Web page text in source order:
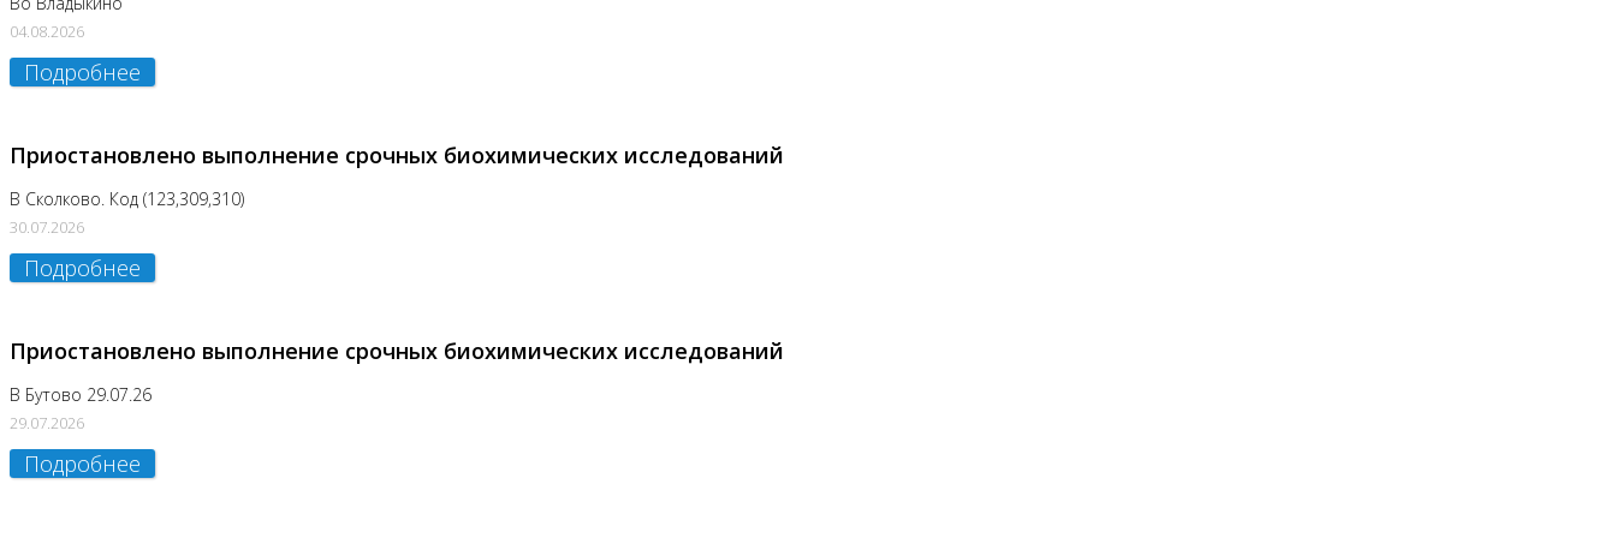
04.08.2026
Подробнее
Приостановлено выполнение срочных биохимических исследований
В Сколково. Код (123,309,310)
30.07.2026
Подробнее
Приостановлено выполнение срочных биохимических исследований
В Бутово 29.07.26
29.07.2026
Подробнее